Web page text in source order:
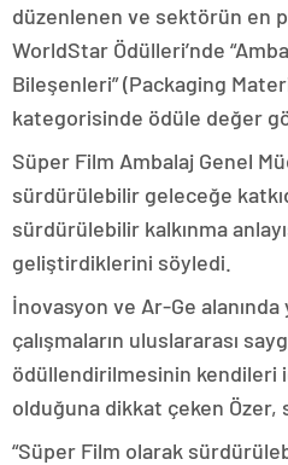
düzenlenen ve sektörün en
WorldStar Ödülleri’nde
Bileşenleri” (Packaging
kategorisinde ödüle değer
Süper Film Ambalaj Genel
sürdürülebilir geleceğe
sürdürülebilir kalkınma
geliştirdiklerini söyledi.
İnovasyon ve Ar-Ge
çalışmaların uluslararası
ödüllendirilmesinin kendileri
olduğuna dikkat çeken
“Süper Film olarak